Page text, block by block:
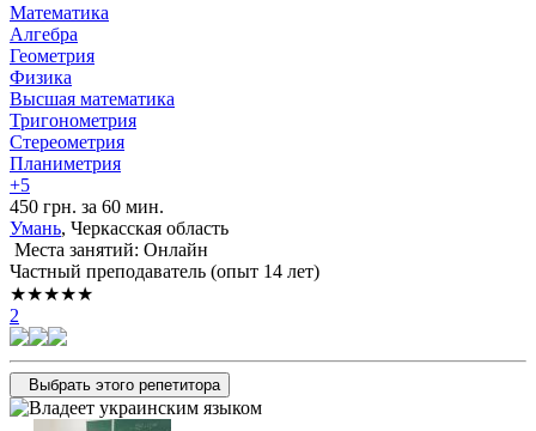
Математика
Алгебра
Геометрия
Физика
Высшая математика
Тригонометрия
Стереометрия
Планиметрия
+5
450 грн. за 60 мин.
Умань, Черкасская область
Места занятий: Онлайн
Частный преподаватель (опыт 14 лет)
★★★★★
2
Выбрать этого репетитора